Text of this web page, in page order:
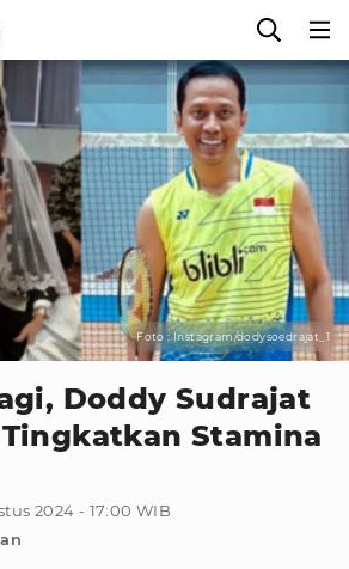
Foto : Instagram/dodysoedrajat_1
Doddy Sudrajat
Stamina
2024 - 17:00 WIB